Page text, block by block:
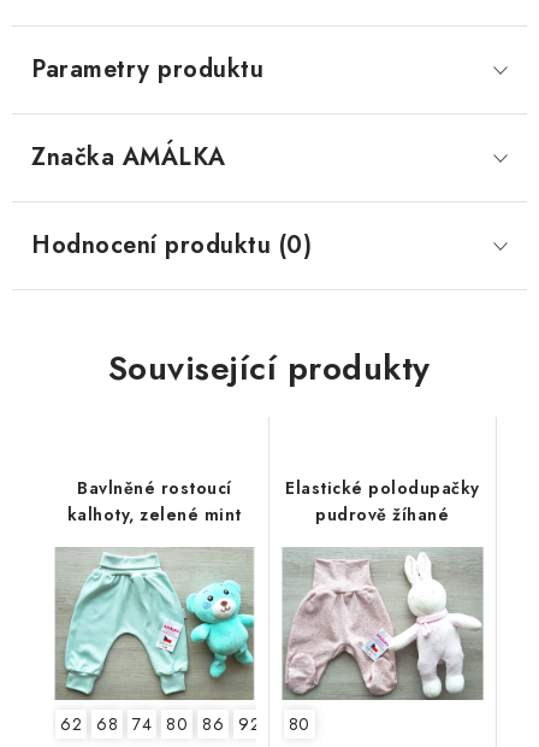
Parametry produktu
Značka AMÁLKA
Hodnocení produktu (0)
Související produkty
Bavlněné rostoucí
kalhoty, zelené mint
62 68 74 80 86 92 98
Elastické polodupačky
pudrově žíhané
80